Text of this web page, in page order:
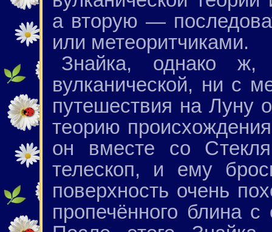
а вторую —
или метеоритчиками.
Знайка, однако
вулканической, ни с
путешествия на Луну
теорию
он вместе со
телескоп, и ему
поверхность очень
пропечённого блина